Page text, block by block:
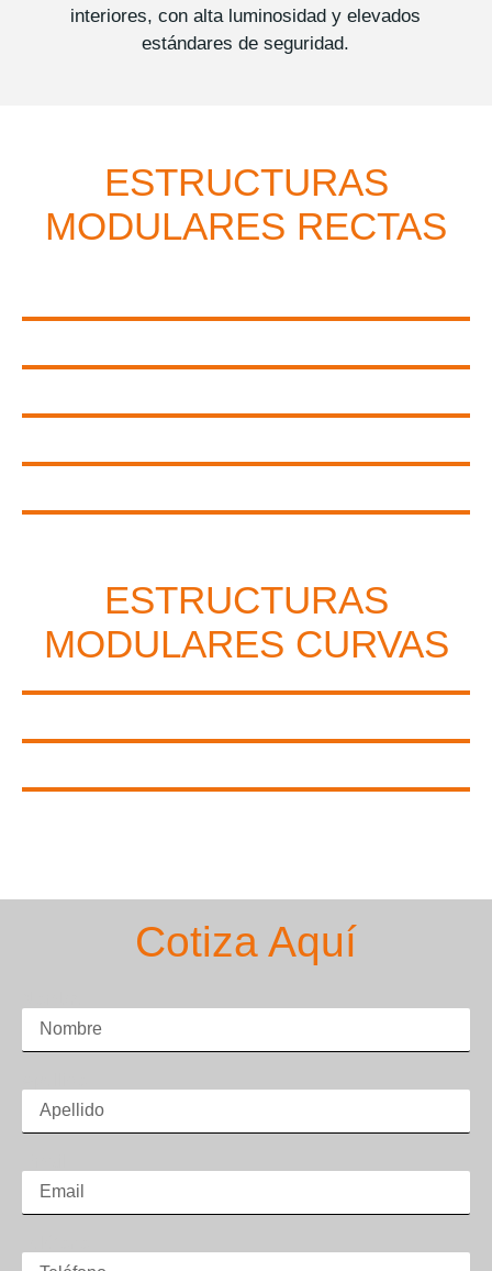
interiores, con alta luminosidad y elevados
estándares de seguridad.
ESTRUCTURAS
MODULARES RECTAS
ESTRUCTURAS
MODULARES CURVAS
Cotiza Aquí